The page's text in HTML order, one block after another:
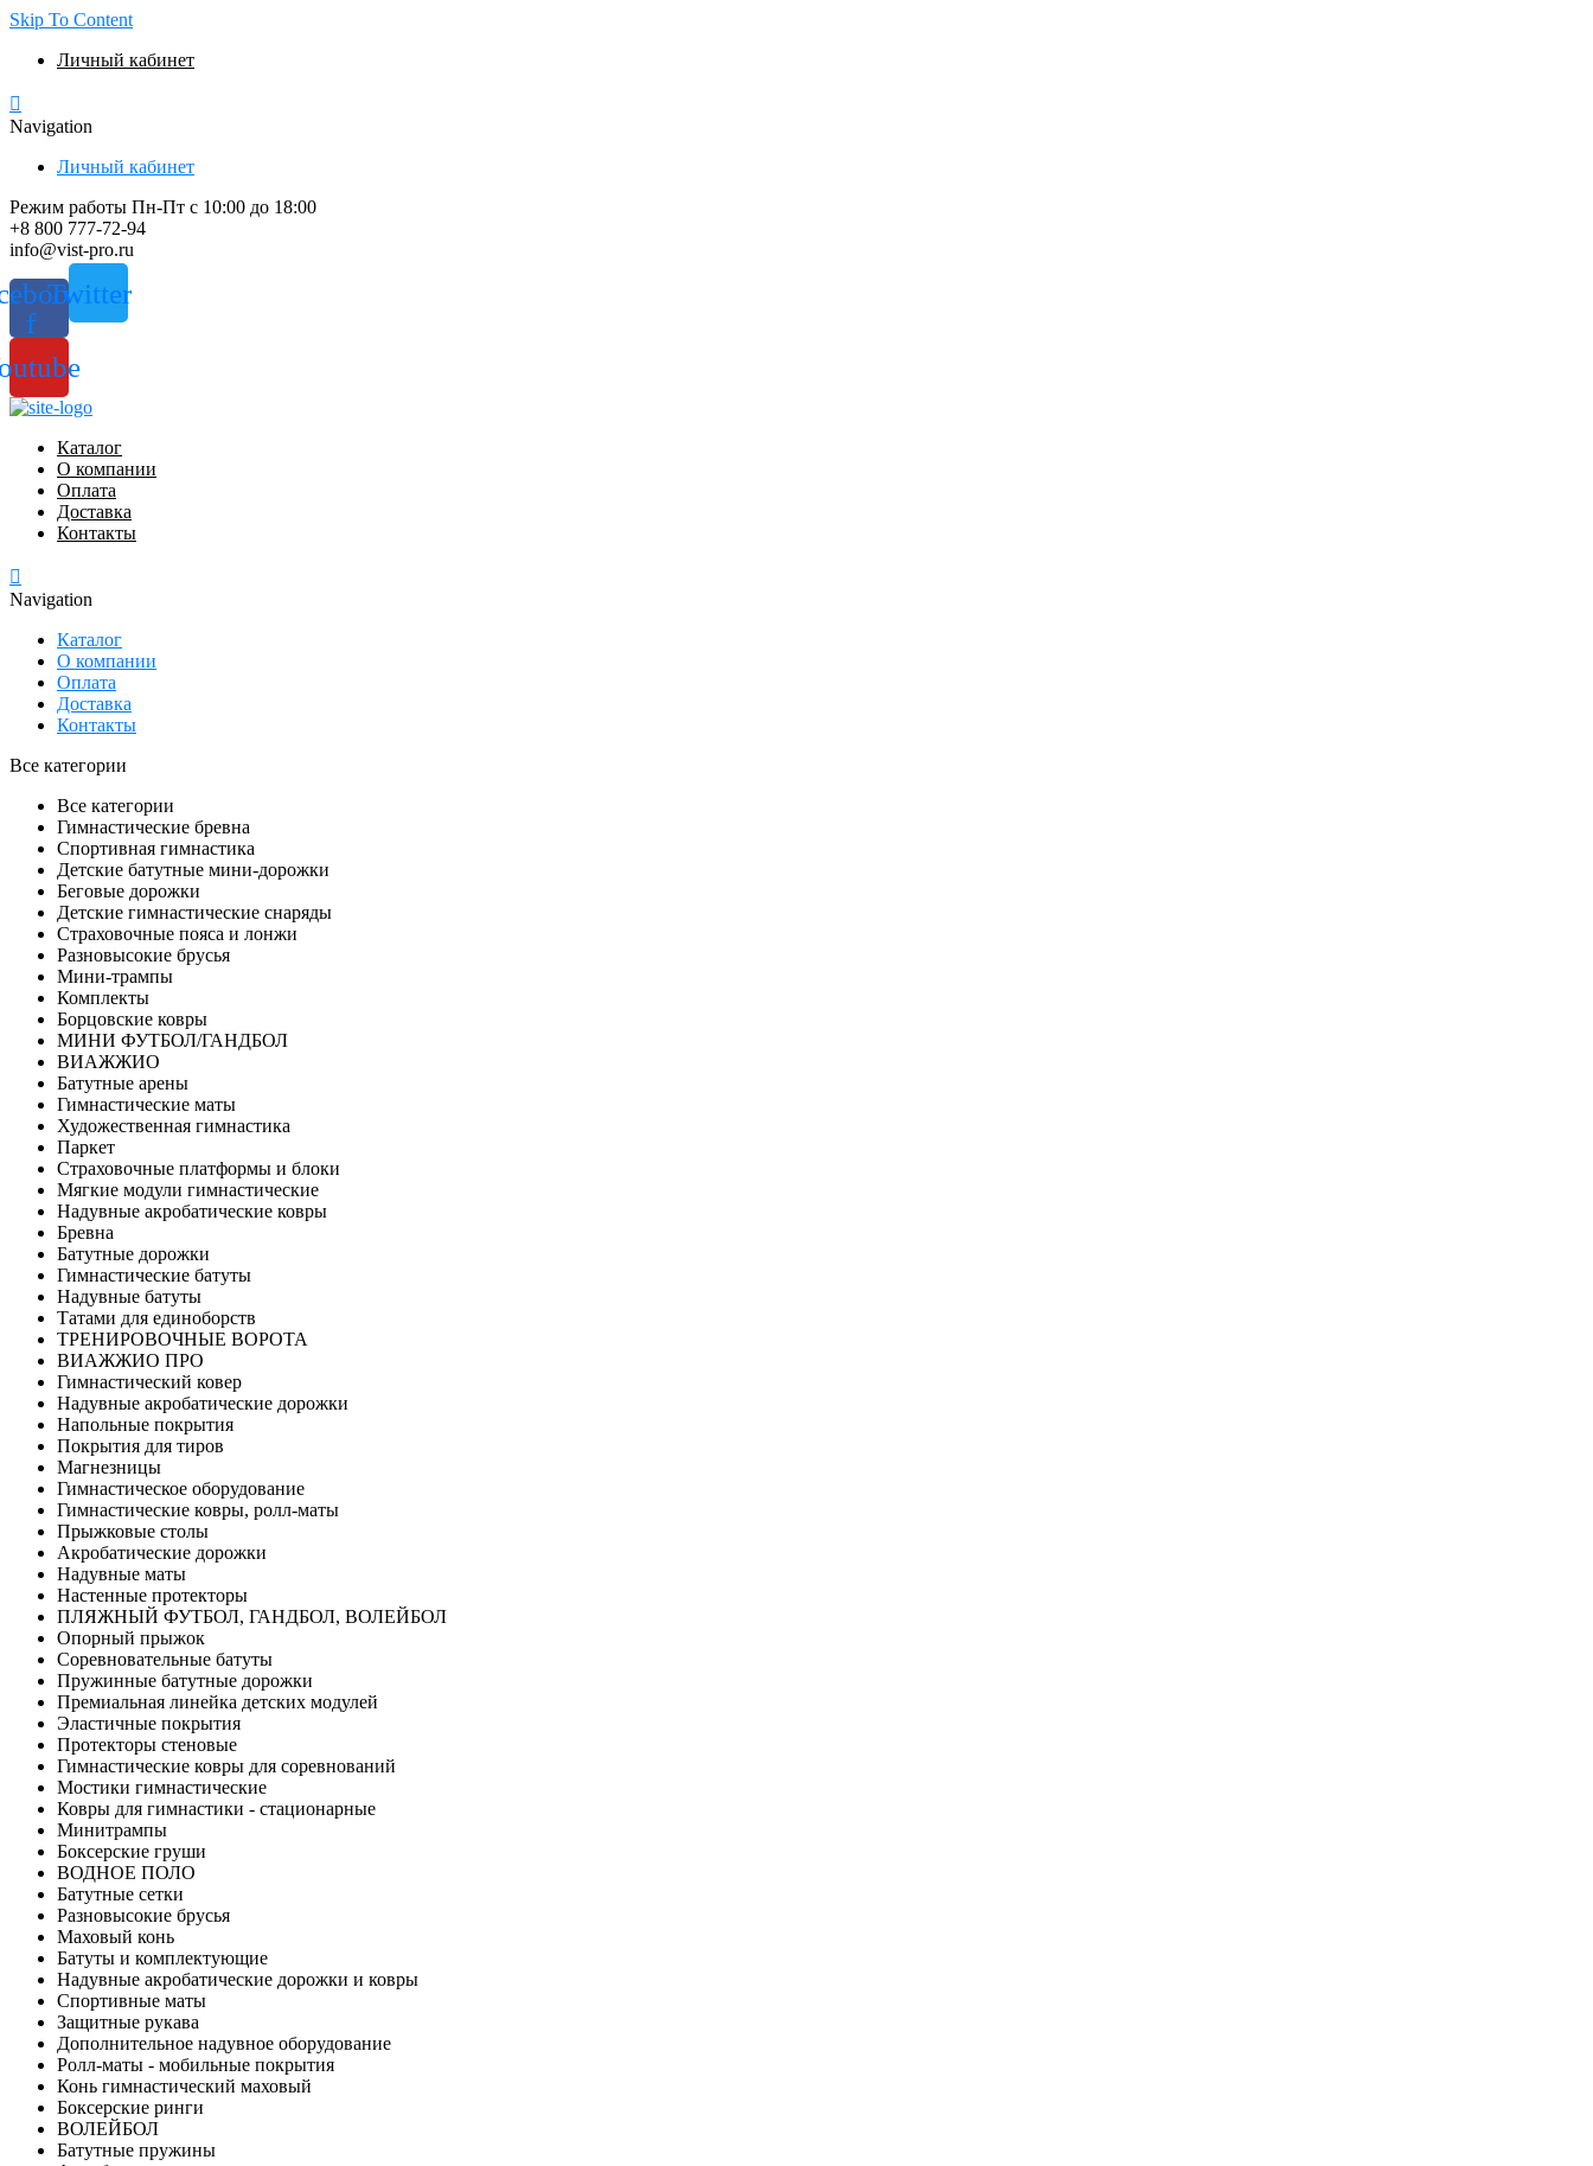
Skip To Content
Личный кабинет
Navigation
Личный кабинет
Режим работы Пн-Пт с 10:00 до 18:00
+8 800 777-72-94
info@vist-pro.ru
f
Twitter
Каталог
О компании
Оплата
Доставка
Контакты
Navigation
Каталог
О компании
Оплата
Доставка
Контакты
Все категории
Все категории
Гимнастические бревна
Спортивная гимнастика
Детские батутные мини-дорожки
Беговые дорожки
Детские гимнастические снаряды
Страховочные пояса и лонжи
Разновысокие брусья
Мини-трампы
Комплекты
Борцовские ковры
МИНИ ФУТБОЛ/ГАНДБОЛ
ВИАЖЖИО
Батутные арены
Гимнастические маты
Художественная гимнастика
Паркет
Страховочные платформы и блоки
Мягкие модули гимнастические
Надувные акробатические ковры
Бревна
Батутные дорожки
Гимнастические батуты
Надувные батуты
Татами для единоборств
ТРЕНИРОВОЧНЫЕ ВОРОТА
ВИАЖЖИО ПРО
Гимнастический ковер
Надувные акробатические дорожки
Напольные покрытия
Покрытия для тиров
Магнезницы
Гимнастическое оборудование
Гимнастические ковры, ролл-маты
Прыжковые столы
Акробатические дорожки
Надувные маты
Настенные протекторы
ПЛЯЖНЫЙ ФУТБОЛ, ГАНДБОЛ, ВОЛЕЙБОЛ
Опорный прыжок
Соревновательные батуты
Пружинные батутные дорожки
Премиальная линейка детских модулей
Эластичные покрытия
Протекторы стеновые
Гимнастические ковры для соревнований
Мостики гимнастические
Ковры для гимнастики - стационарные
Минитрампы
Боксерские груши
ВОДНОЕ ПОЛО
Батутные сетки
Разновысокие брусья
Маховый конь
Батуты и комплектующие
Надувные акробатические дорожки и ковры
Спортивные маты
Защитные рукава
Дополнительное надувное оборудование
Ролл-маты - мобильные покрытия
Конь гимнастический маховый
Боксерские ринги
ВОЛЕЙБОЛ
Батутные пружины